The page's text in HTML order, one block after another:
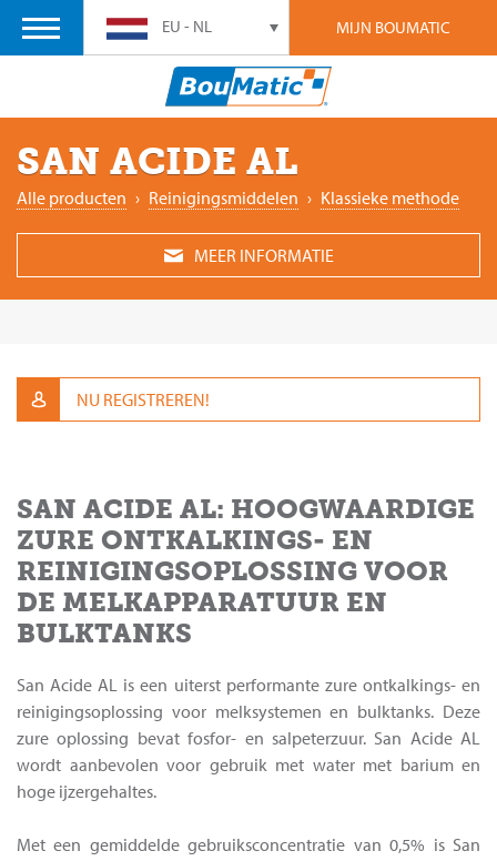
MIJN BOUMATIC
EU - NL
SAN ACIDE AL
Alle producten › Reinigingsmiddelen › Klassieke methode
MEER INFORMATIE
NU REGISTREREN!
SAN ACIDE AL: HOOGWAARDIGE
ZURE ONTKALKINGS- EN
REINIGINGSOPLOSSING VOOR
DE MELKAPPARATUUR EN
BULKTANKS
San Acide AL is een uiterst performante zure ontkalkings- en
reinigingsoplossing voor melksystemen en bulktanks. Deze
zure oplossing bevat fosfor- en salpeterzuur. San Acide AL
wordt aanbevolen voor gebruik met water met barium en
hoge ijzergehaltes.
Met een gemiddelde gebruiksconcentratie van 0,5% is San